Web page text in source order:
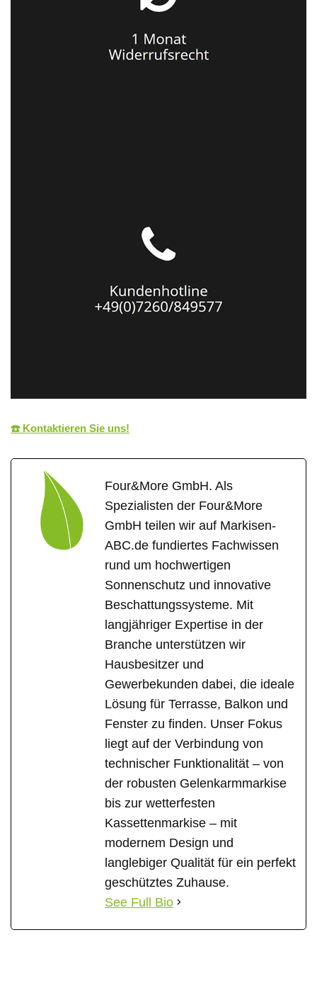
☎️ Kontaktieren Sie uns!
Four&More GmbH. Als
Spezialisten der Four&More
GmbH teilen wir auf Markisen-
ABC.de fundiertes Fachwissen
rund um hochwertigen
Sonnenschutz und innovative
Beschattungssysteme. Mit
langjähriger Expertise in der
Branche unterstützen wir
Hausbesitzer und
Gewerbekunden dabei, die ideale
Lösung für Terrasse, Balkon und
Fenster zu finden. Unser Fokus
liegt auf der Verbindung von
technischer Funktionalität – von
der robusten Gelenkarmmarkise
bis zur wetterfesten
Kassettenmarkise – mit
modernem Design und
langlebiger Qualität für ein perfekt
geschütztes Zuhause.
See Full Bio